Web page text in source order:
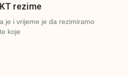
rezime
je i vrijeme je da rezimiramo
koje